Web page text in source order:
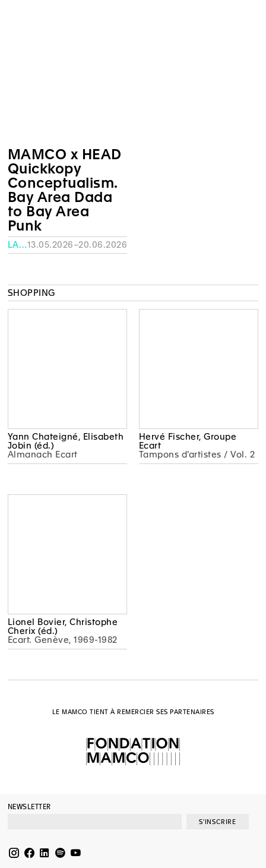
MAMCO x HEAD
Quickkopy
Conceptualism.
Bay Area Dada
to Bay Area
Punk
LA FABRIQUE – HEAD13.05.2026–20.06.2026
SHOPPING
Yann Chateigné, Elisabeth
Jobin (éd.)
Almanach Ecart
Hervé Fischer, Groupe
Ecart
Tampons d’artistes / Vol. 2
Lionel Bovier, Christophe
Cherix (éd.)
Ecart. Genève, 1969-1982
LE MAMCO TIENT À REMERCIER SES PARTENAIRES
NEWSLETTER
S'INSCRIRE